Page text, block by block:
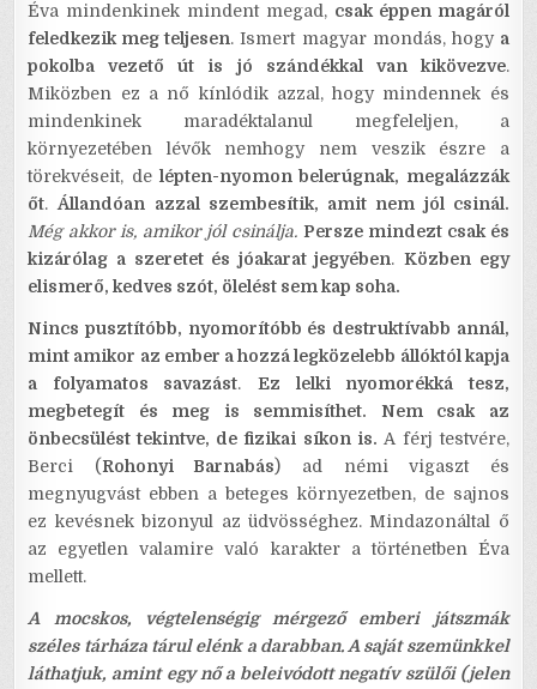
Éva mindenkinek mindent megad, csak éppen magáról
feledkezik meg teljesen. Ismert magyar mondás, hogy a
pokolba vezető út is jó szándékkal van kikövezve.
Miközben ez a nő kínlódik azzal, hogy mindennek és
mindenkinek maradéktalanul megfeleljen, a
környezetében lévők nemhogy nem veszik észre a
törekvéseit, de lépten-nyomon belerúgnak, megalázzák
őt.Állandóan azzal szembesítik, amit nem jól csinál.
Még akkor is, amikor jól csinálja. Persze mindezt csak és
kizárólag a szeretet és jóakarat jegyében.Közben egy
elismerő, kedves szót, ölelést sem kap soha.
Nincs pusztítóbb, nyomorítóbb és destruktívabb annál,
mint amikor az ember a hozzá legközelebb állóktól kapja
a folyamatos savazást.Ez lelki nyomorékká tesz,
megbetegít és meg is semmisíthet. Nem csak az
önbecsülést tekintve, de fizikai síkon is. A férj testvére,
Berci (Rohonyi Barnabás) ad némi vigaszt és
megnyugvást ebben a beteges környezetben, de sajnos
ez kevésnek bizonyul az üdvösséghez. Mindazonáltal ő
az egyetlen valamire való karakter a történetben Éva
mellett.
A mocskos, végtelenségig mérgező emberi játszmák
széles tárháza tárul elénk a darabban. A saját szemünkkel
láthatjuk, amint egy nő a beleivódott negatív szülői (jelen